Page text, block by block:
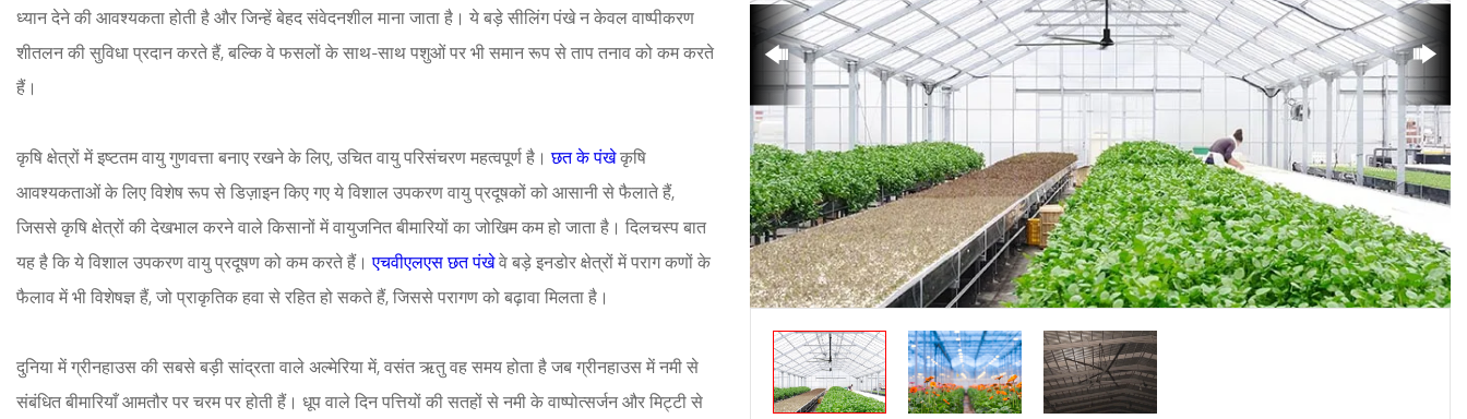
ध्यान देने की आवश्यकता होती है और जिन्हें बेहद संवेदनशील माना जाता है। ये बड़े सीलिंग पंखे न केवल वाष्पीकरण
शीतलन की सुविधा प्रदान करते हैं, बल्कि वे फसलों के साथ-साथ पशुओं पर भी समान रूप से ताप तनाव को कम करते
हैं।
कृषि क्षेत्रों में इष्टतम वायु गुणवत्ता बनाए रखने के लिए, उचित वायु परिसंचरण महत्वपूर्ण है।छत के पंखेकृषि
आवश्यकताओं के लिए विशेष रूप से डिज़ाइन किए गए ये विशाल उपकरण वायु प्रदूषकों को आसानी से फैलाते हैं,
जिससे कृषि क्षेत्रों की देखभाल करने वाले किसानों में वायुजनित बीमारियों का जोखिम कम हो जाता है। दिलचस्प बात
यह है कि ये विशाल उपकरण वायु प्रदूषण को कम करते हैं।एचवीएलएस छत पंखेवे बड़े इनडोर क्षेत्रों में पराग कणों के
फैलाव में भी विशेषज्ञ हैं, जो प्राकृतिक हवा से रहित हो सकते हैं, जिससे परागण को बढ़ावा मिलता है।
दुनिया में ग्रीनहाउस की सबसे बड़ी सांद्रता वाले अल्मेरिया में, वसंत ऋतु वह समय होता है जब ग्रीनहाउस में नमी से
संबंधित बीमारियाँ आमतौर पर चरम पर होती हैं। धूप वाले दिन पत्तियों की सतहों से नमी के वाष्पोत्सर्जन और मिट्टी से